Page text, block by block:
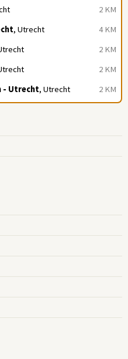
2 KM
4 KM
, Utrecht
2 KM
2 KM
2 KM
- Utrecht, Utrecht